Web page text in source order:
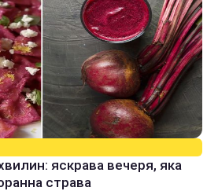
яскрава вечеря, яка
страва